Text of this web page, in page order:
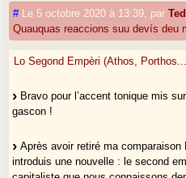
# Le 5 octobre 2020 à 13:39 par
Quauquas reaccions suu devís deu
Lo Segond Empèri (Athos,
Bravo pour l’accent tonique mis
gascon !
Après avoir retiré ma comparaison
introduis une nouvelle : le second